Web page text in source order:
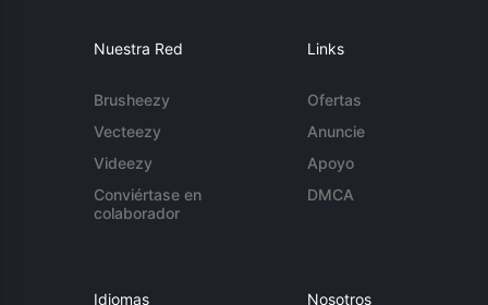
Nuestra Red
Brusheezy
Vecteezy
Videezy
Conviértase en
colaborador
Links
Ofertas
Anuncie
Apoyo
DMCA
Idiomas Nosotros